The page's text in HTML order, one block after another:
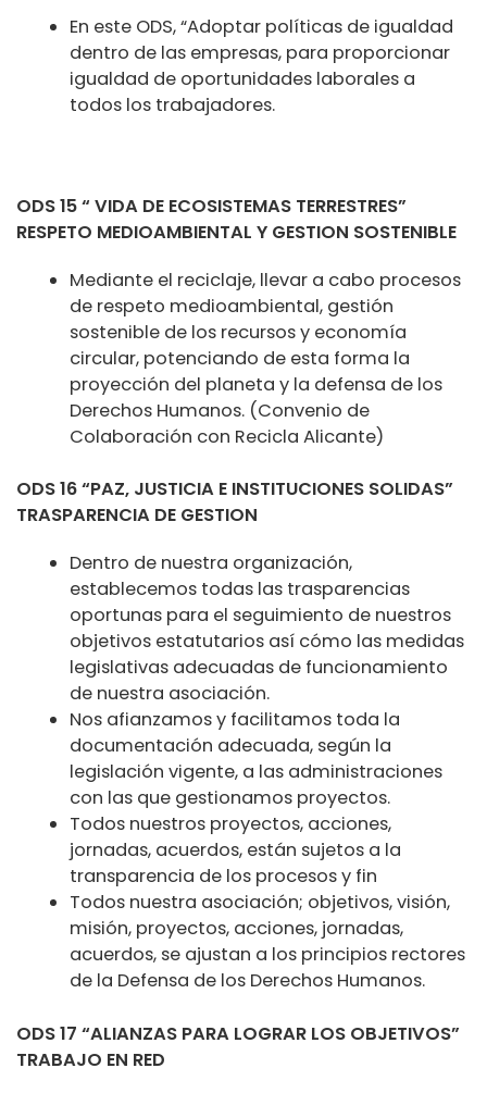
En este ODS, “Adoptar políticas de igualdad
dentro de las empresas, para proporcionar
igualdad de oportunidades laborales a
todos los trabajadores.
ODS 15 “ VIDA DE ECOSISTEMAS TERRESTRES”
RESPETO MEDIOAMBIENTAL Y GESTION SOSTENIBLE
Mediante el reciclaje, llevar a cabo procesos
de respeto medioambiental, gestión
sostenible de los recursos y economía
circular, potenciando de esta forma la
proyección del planeta y la defensa de los
Derechos Humanos. (Convenio de
Colaboración con Recicla Alicante)
ODS 16 “PAZ, JUSTICIA E INSTITUCIONES SOLIDAS”
TRASPARENCIA DE GESTION
Dentro de nuestra organización,
establecemos todas las trasparencias
oportunas para el seguimiento de nuestros
objetivos estatutarios así cómo las medidas
legislativas adecuadas de funcionamiento
de nuestra asociación.
Nos afianzamos y facilitamos toda la
documentación adecuada, según la
legislación vigente, a las administraciones
con las que gestionamos proyectos.
Todos nuestros proyectos, acciones,
jornadas, acuerdos, están sujetos a la
transparencia de los procesos y fin
Todos nuestra asociación; objetivos, visión,
misión, proyectos, acciones, jornadas,
acuerdos, se ajustan a los principios rectores
de la Defensa de los Derechos Humanos.
ODS 17 “ALIANZAS PARA LOGRAR LOS OBJETIVOS”
TRABAJO EN RED